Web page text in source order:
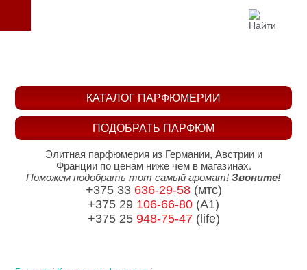
ПОДОБРАТЬ ПАРФЮМ
КАТАЛОГ ПАРФЮМЕРИИ
Элитная парфюмерия из Германии, Австрии и
Франции по ценам ниже чем в магазинах.
Поможем подобрать тот самый аромат! Звоните!
+375 33 636-29-58(мтс)
+375 29 106-66-80 (A1)
+375 25 948-75-47(life)